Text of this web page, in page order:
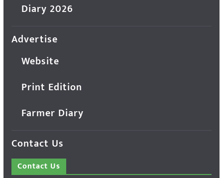
Diary 2026
Advertise
Website
Print Edition
Farmer Diary
Contact Us
Contact Us